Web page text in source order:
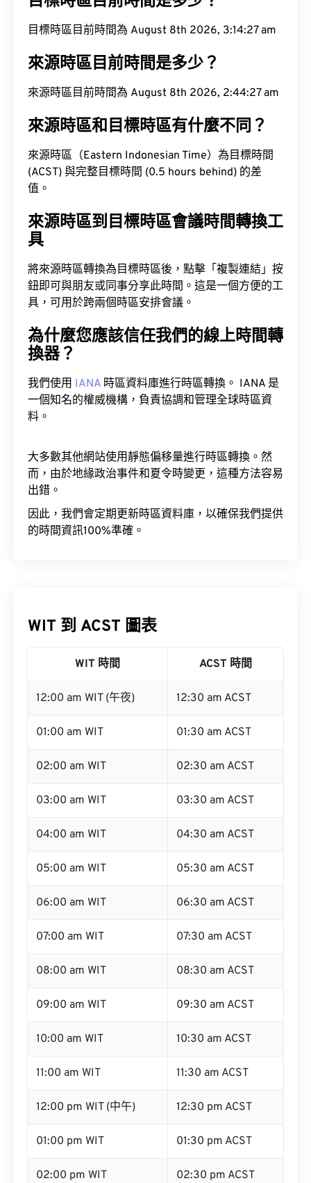
目標時區目前時間為 August 8th 2026, 3:14:28 am
來源時區目前時間是多少？
來源時區目前時間為 August 8th 2026, 2:44:28 am
來源時區和目標時區有什麼不同？
來源時區（Eastern Indonesian Time）為目標時間
(ACST) 與完整目標時間 (0.5 hours behind) 的差
值。
來源時區到目標時區會議時間轉換工
具
將來源時區轉換為目標時區後，點擊「複製連結」按
鈕即可與朋友或同事分享此時間。這是一個方便的工
具，可用於跨兩個時區安排會議。
為什麼您應該信任我們的線上時間轉
換器？
我們使用 IANA 時區資料庫進行時區轉換。 IANA 是
一個知名的權威機構，負責協調和管理全球時區資
料。
大多數其他網站使用靜態偏移量進行時區轉換。然
而，由於地緣政治事件和夏令時變更，這種方法容易
出錯。
因此，我們會定期更新時區資料庫，以確保我們提供
的時間資訊100%準確。
WIT 到 ACST 圖表
WIT 時間 ACST 時間
12:00 am WIT (午夜) 12:30 am ACST
01:00 am WIT 01:30 am ACST
02:00 am WIT 02:30 am ACST
03:00 am WIT 03:30 am ACST
04:00 am WIT 04:30 am ACST
05:00 am WIT 05:30 am ACST
06:00 am WIT 06:30 am ACST
07:00 am WIT 07:30 am ACST
08:00 am WIT 08:30 am ACST
09:00 am WIT 09:30 am ACST
10:00 am WIT 10:30 am ACST
11:00 am WIT 11:30 am ACST
12:00 pm WIT (中午) 12:30 pm ACST
01:00 pm WIT 01:30 pm ACST
02:00 pm WIT 02:30 pm ACST